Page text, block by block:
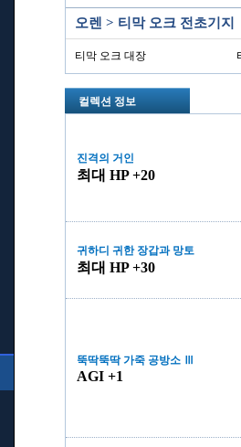
오렌 > 티막 오크 전초기지
티막 오크 대장
컬렉션 정보
진격의 거인
최대 HP +20
귀하디 귀한 장갑과 망토
최대 HP +30
뚝딱뚝딱 가죽 공방소 Ⅲ
AGI +1